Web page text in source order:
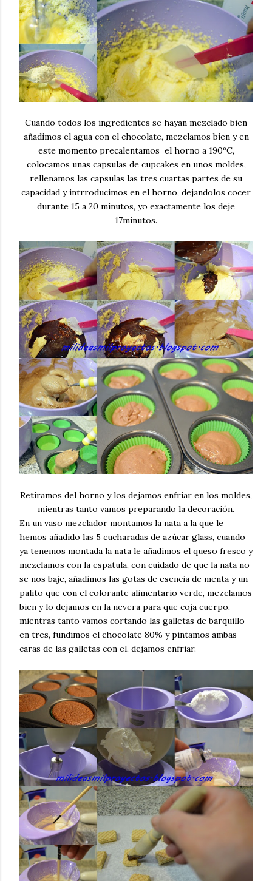
Cuando todos los ingredientes se hayan mezclado bien
añadimos el agua con el chocolate, mezclamos bien y en
este momento precalentamos el horno a 190ºC,
colocamos unas capsulas de cupcakes en unos moldes,
rellenamos las capsulas las tres cuartas partes de su
capacidad y intrroducimos en el horno, dejandolos cocer
durante 15 a 20 minutos, yo exactamente los deje
17minutos.
Retiramos del horno y los dejamos enfriar en los moldes,
mientras tanto vamos preparando la decoración.
En un vaso mezclador montamos la nata a la que le
hemos añadido las 5 cucharadas de azúcar glass, cuando
ya tenemos montada la nata le añadimos el queso fresco y
mezclamos con la espatula, con cuidado de que la nata no
se nos baje, añadimos las gotas de esencia de menta y un
palito que con el colorante alimentario verde, mezclamos
bien y lo dejamos en la nevera para que coja cuerpo,
mientras tanto vamos cortando las galletas de barquillo
en tres, fundimos el chocolate 80% y pintamos ambas
caras de las galletas con el, dejamos enfriar.